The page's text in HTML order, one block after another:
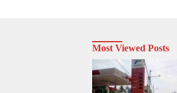
Most Viewed Posts